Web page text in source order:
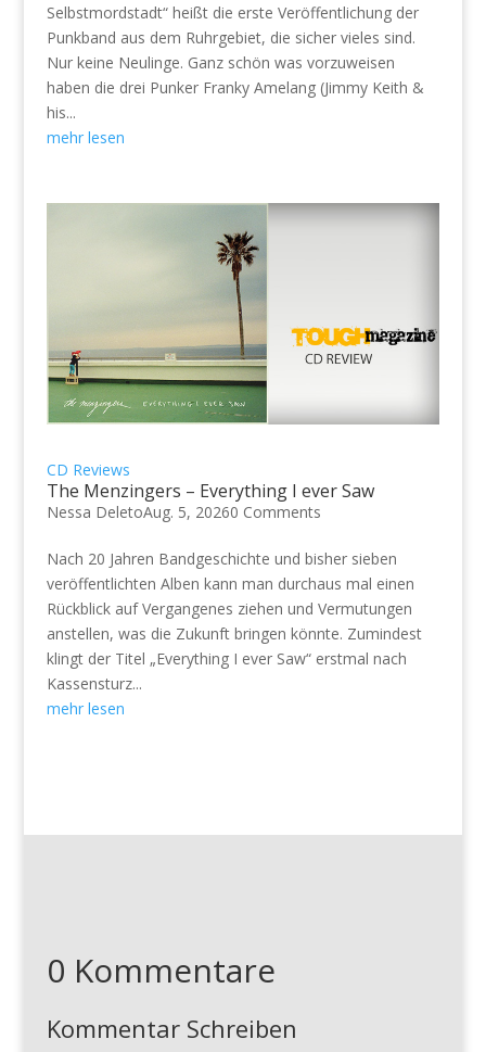
Selbstmordstadt“ heißt die erste Veröffentlichung der
Punkband aus dem Ruhrgebiet, die sicher vieles sind.
Nur keine Neulinge. Ganz schön was vorzuweisen
haben die drei Punker Franky Amelang (Jimmy Keith &
his...
mehr lesen
CD Reviews
The Menzingers – Everything I ever Saw
Nessa DeletoAug. 5, 20260 Comments
Nach 20 Jahren Bandgeschichte und bisher sieben
veröffentlichten Alben kann man durchaus mal einen
Rückblick auf Vergangenes ziehen und Vermutungen
anstellen, was die Zukunft bringen könnte. Zumindest
klingt der Titel „Everything I ever Saw“ erstmal nach
Kassensturz...
mehr lesen
0 Kommentare
Kommentar Schreiben